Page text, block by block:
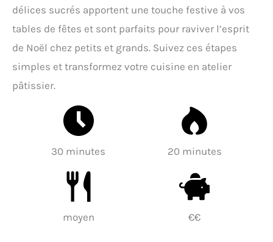
délices sucrés apportent une touche festive à vos
tables de fêtes et sont parfaits pour raviver l’esprit
de Noël chez petits et grands. Suivez ces étapes
simples et transformez votre cuisine en atelier
pâtissier.
30 minutes 20 minutes
moyen €€